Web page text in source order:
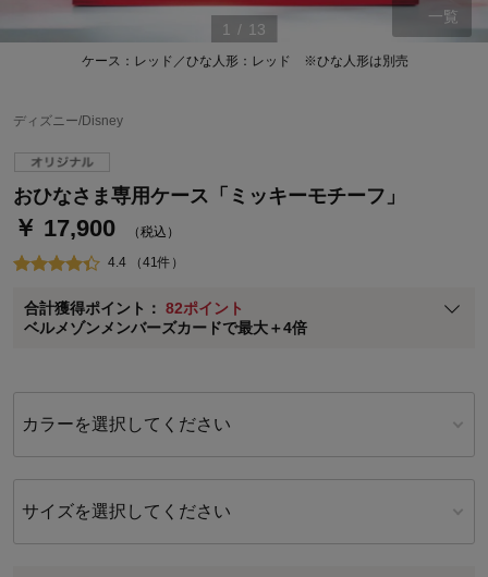
ケース：レッド／ひな人形：レッド ※ひな人形は別売
1 / 13
一覧
ディズニー/Disney
おひなさま専用ケース「ミッキーモチーフ」
￥ 17,900 （税込）
4.4 （41件）
合計獲得ポイント： 82ポイント
ベルメゾンメンバーズカードで最大＋4倍
ベルメゾン・ポイントについて
通常商品送料無料 返品引取無料（JCBのみ）
即時入会なら更に500円OFFクーポンプレゼント
※メンバーズカードの加算ポイントはステージ倍率適用前の基本ポイント
に対して適用されます。
カラーを選択してください
サイズを選択してください